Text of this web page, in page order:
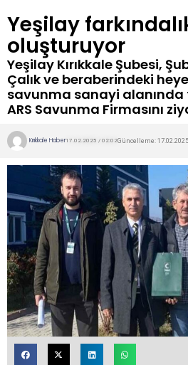
Yeşilay
oluşturuyor
Yeşilay Kırıkkale Şubesi,
Çalık ve beraberindeki
savunma sanayi
ARS Savunma Firmasını
Kırıkkale Haber17.02.2025 / 02:02Güncelleme: